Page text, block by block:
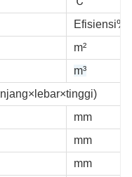
Efisiensi%
m²
m³
mm
mm
mm